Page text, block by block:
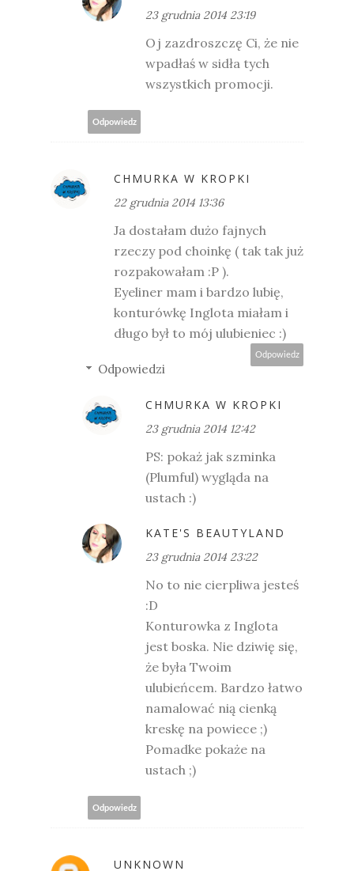
23 grudnia 2014 23:19
Oj zazdroszczę Ci, że nie
wpadłaś w sidła tych
wszystkich promocji.
Odpowiedz
CHMURKA W KROPKI
22 grudnia 2014 13:36
Ja dostałam dużo fajnych
rzeczy pod choinkę ( tak tak już
rozpakowałam :P ).
Eyeliner mam i bardzo lubię,
konturówkę Inglota miałam i
długo był to mój ulubieniec :)
Odpowiedz
Odpowiedzi
CHMURKA W KROPKI
23 grudnia 2014 12:42
PS: pokaż jak szminka
(Plumful) wygląda na
ustach :)
KATE'S BEAUTYLAND
23 grudnia 2014 23:22
No to nie cierpliwa jesteś
:D
Konturowka z Inglota
jest boska. Nie dziwię się,
że była Twoim
ulubieńcem. Bardzo łatwo
namalować nią cienką
kreskę na powiece ;)
Pomadke pokaże na
ustach ;)
Odpowiedz
UNKNOWN